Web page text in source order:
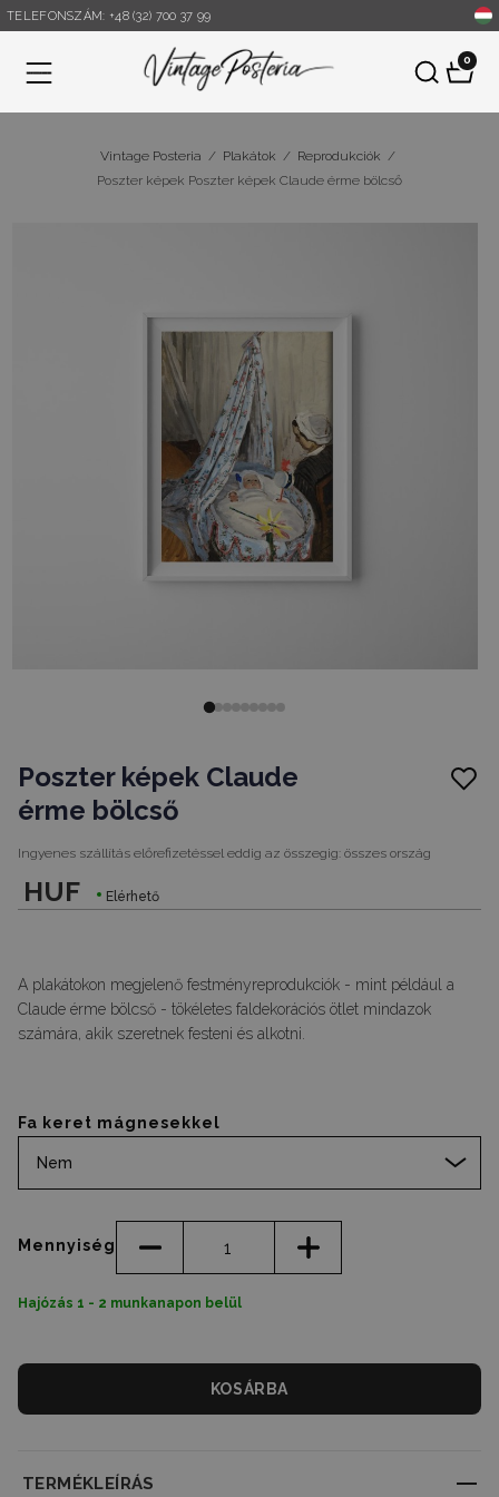
TELEFONSZÁM: +48 (32) 700 37 99
Menü
0
Vintage Posteria / Plakátok / Reprodukciók /
Poszter képek Poszter képek Claude érme bölcső
Poszter képek Claude
érme bölcső
Ingyenes szállítás előrefizetéssel eddig az összegig: összes ország
HUF Elérhető
A plakátokon megjelenő festményreprodukciók - mint például a
Claude érme bölcső - tökéletes faldekorációs ötlet mindazok
számára, akik szeretnek festeni és alkotni.
Hajózás 1 - 2 munkanapon belül
Fa keret mágnesekkel
Nem
Mennyiség
KOSÁRBA
TERMÉKLEÍRÁS